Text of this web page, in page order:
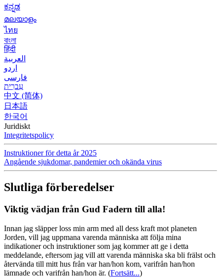
ಕನ್ನಡ
മലയാളം
ไทย
বাংলা
हिंदी
العربية
اردو
فارسی
עִברִית
中文 (简体)
日本語
한국어
Juridiskt
Integritetspolicy
Instruktioner för detta år 2025
Angående sjukdomar, pandemier och okända virus
Slutliga förberedelser
Viktig vädjan från Gud Fadern till alla!
Innan jag släpper loss min arm med all dess kraft mot planeten
Jorden, vill jag uppmana varenda människa att följa mina
indikationer och instruktioner som jag kommer att ge i detta
meddelande, eftersom jag vill att varenda människa ska bli frälst och
återvända till mitt hus från var han/hon kom, varifrån han/hon
lämnade och varifrån han/hon är. (Fortsätt...)